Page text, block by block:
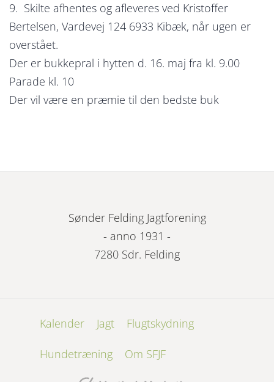
9. Skilte afhentes og afleveres ved Kristoffer
Bertelsen, Vardevej 124 6933 Kibæk, når ugen er
overstået.
Der er bukkepral i hytten d. 16. maj fra kl. 9.00
Parade kl. 10
Der vil være en præmie til den bedste buk
Sønder Felding Jagtforening
- anno 1931 -
7280 Sdr. Felding
Kalender Jagt Flugtskydning
Hundetræning Om SFJF